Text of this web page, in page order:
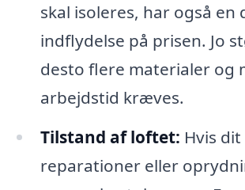
skal isoleres, har også en
indflydelse på prisen. Jo
desto flere materialer og
arbejdstid kræves.
Tilstand af loftet: Hvis
reparationer eller